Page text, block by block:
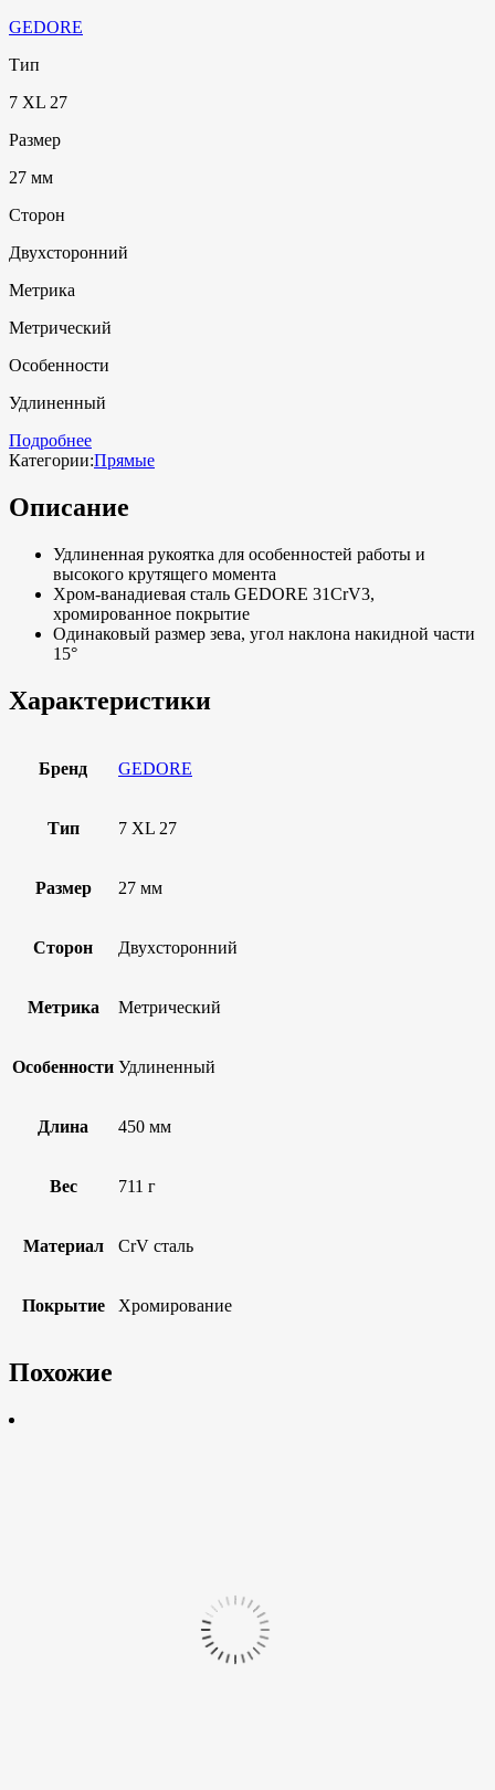
GEDORE
Тип
7 XL 27
Размер
27 мм
Сторон
Двухсторонний
Метрика
Метрический
Особенности
Удлиненный
Подробнее
Категории:Прямые
Описание
Удлиненная рукоятка для особенностей работы и
высокого крутящего момента
Хром-ванадиевая сталь GEDORE 31CrV3,
хромированное покрытие
Одинаковый размер зева, угол наклона накидной части
15°
Характеристики
Бренд GEDORE
Тип 7 XL 27
Размер 27 мм
Сторон Двухсторонний
Метрика Метрический
Особенности Удлиненный
Длина 450 мм
Вес 711 г
Материал CrV сталь
Покрытие Хромирование
Похожие